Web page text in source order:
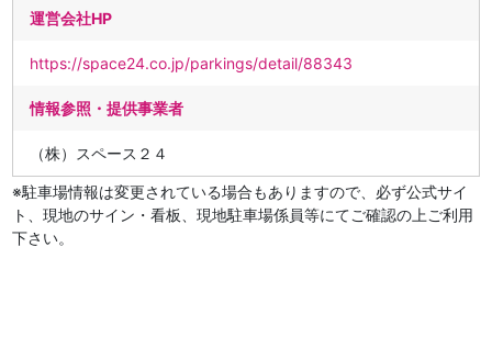
運営会社HP
https://space24.co.jp/parkings/detail/88343
情報参照・提供事業者
（株）スペース２４
※駐車場情報は変更されている場合もありますので、必ず公式サイ
ト、現地のサイン・看板、現地駐車場係員等にてご確認の上ご利用
下さい。